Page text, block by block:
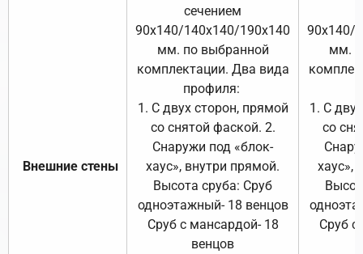
Внешние стены
сечением
90х140/140х140/190х140
мм. по выбранной
комплектации. Два вида
профиля:
1. С двух сторон, прямой
со снятой фаской. 2.
Снаружи под «блок-
хаус», внутри прямой.
Высота сруба: Сруб
одноэтажный- 18 венцов
Сруб с мансардой- 18
венцов
90х140/
мм.
1. С
со
хаус»,
Сруб с